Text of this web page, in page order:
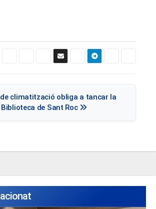
climatització obliga a tancar la
Biblioteca de Sant Roc